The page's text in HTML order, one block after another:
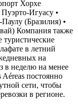
Хорхе
Игуасу •
(Бразилия) •
Компания также
туристические
в летний
на
в неделю на менее
постоянно
сети, чтобы
в регионе.